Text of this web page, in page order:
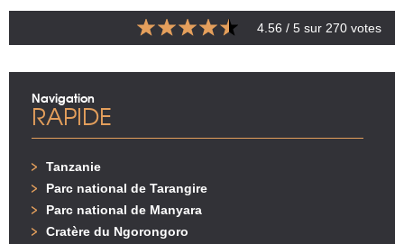
4.56 / 5 sur 270 votes
Navigation
RAPIDE
Tanzanie
Parc national de Tarangire
Parc national de Manyara
Cratère du Ngorongoro